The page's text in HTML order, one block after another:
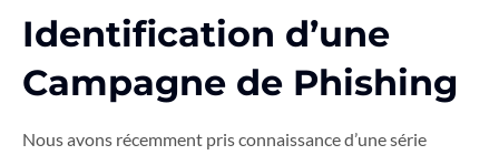
Identification d’une
Campagne de Phishing
Nous avons récemment pris connaissance d’une série